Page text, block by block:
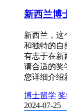
新西兰博
新西兰，这
和独特的自
有志于在新
请合适的奖
您详细介绍
博士留学
2024-07-25